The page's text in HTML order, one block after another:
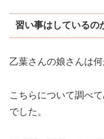
習い事はしているの
乙葉さんの娘さんは
こちらについて調べ
でした。